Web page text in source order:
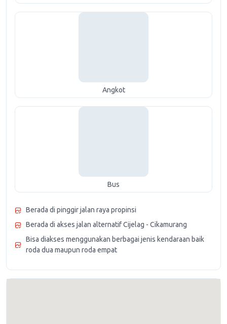
Angkot
Bus
Berada di pinggir jalan raya propinsi
Berada di akses jalan alternatif Cijelag - Cikamurang
Bisa diakses menggunakan berbagai jenis kendaraan baik
roda dua maupun roda empat